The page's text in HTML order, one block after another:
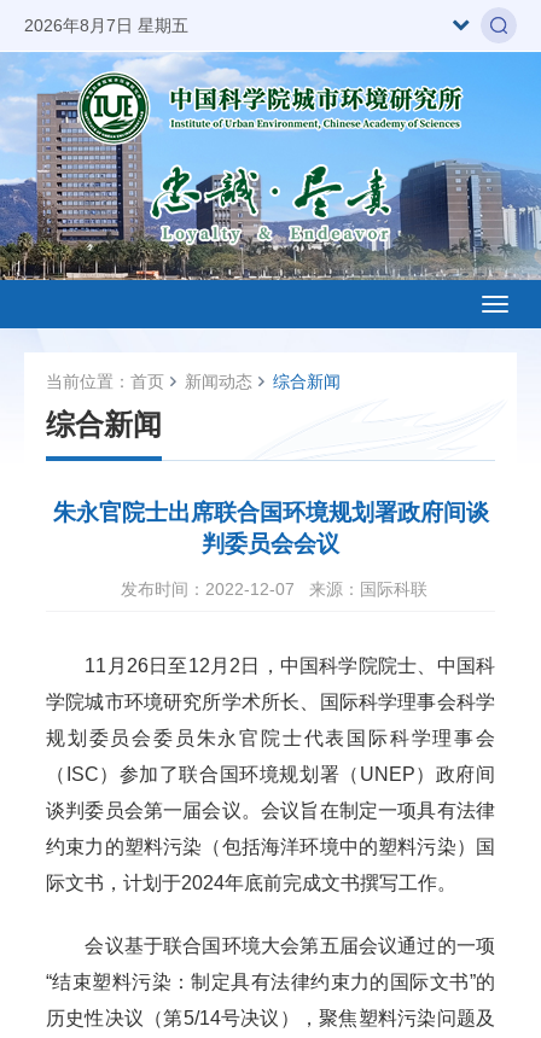
2026年8月7日 星期五
当前位置： 首页 新闻动态 综合新闻
综合新闻
朱永官院士出席联合国环境规划署政府间谈
判委员会会议
发布时间：2022-12-07 来源：国际科联
11 月 26日至12 月 2 日，中国科学院院士、中国科
学院城市环境研究所学术所长、国际科学理事会科学
规划委员会委员朱永官院士代表国际科学理事会
（ ISC）参加了联合国环境规划署（ UNEP）政府间
谈判委员会第一届会议。会议旨在制定一项具有法律
约束力的塑料污染（包括海洋环境中的塑料污染）国
际文书，计划于2024年底前完成文书撰写工作。
会议基于联合国环境大会第五届会议通过的一项
“结束塑料污染：制定具有法律约束力的国际文书”的
历史性决议（第5/14号决议），聚焦塑料污染问题及